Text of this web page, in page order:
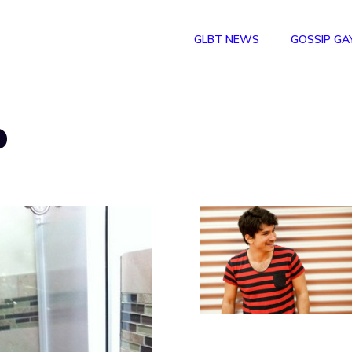
GLBT NEWS GOSSIP